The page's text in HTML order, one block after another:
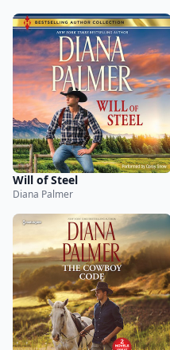
Will of Steel
Diana Palmer